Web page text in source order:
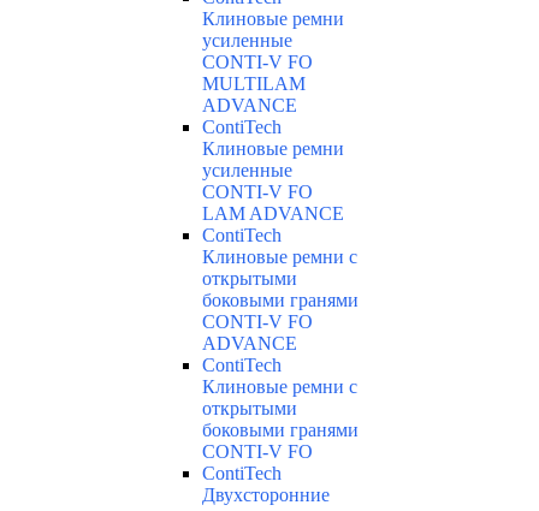
Клиновые ремни
усиленные
CONTI-V FO
MULTILAM
ADVANCE
ContiTech
Клиновые ремни
усиленные
CONTI-V FO
LAM ADVANCE
ContiTech
Клиновые ремни с
открытыми
боковыми гранями
CONTI-V FO
ADVANCE
ContiTech
Клиновые ремни с
открытыми
боковыми гранями
CONTI-V FO
ContiTech
Двухсторонние